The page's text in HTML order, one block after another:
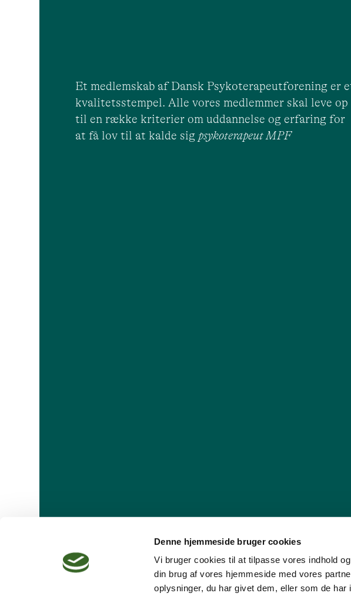
Denne hjemmeside bruger cookies
Vi bruger cookies til at tilpasse vores indhold
din brug af vores hjemmeside med vores
oplysninger, du har givet dem, eller som de
Et medlemskab af Dansk Psykoterapeutforening er
kvalitetsstempel. Alle vores medlemmer skal leve op
til en række kriterier om uddannelse og erfaring for
at få lov til at kalde sig psykoterapeut MPF
Dansk Psykoterapeutforening